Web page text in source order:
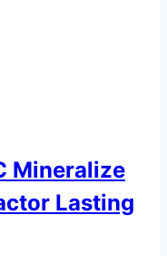
Mineralize
Lasting